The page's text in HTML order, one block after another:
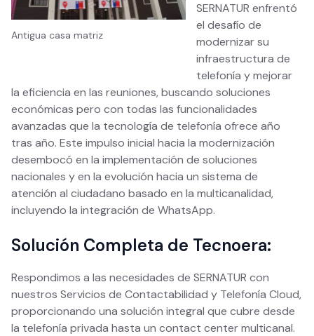
Antigua casa matriz
SERNATUR enfrentó
el desafío de
modernizar su
infraestructura de
telefonía y mejorar
la eficiencia en las reuniones, buscando soluciones
económicas pero con todas las funcionalidades
avanzadas que la tecnología de telefonía ofrece año
tras año. Este impulso inicial hacia la modernización
desembocó en la implementación de soluciones
nacionales y en la evolución hacia un sistema de
atención al ciudadano basado en la multicanalidad,
incluyendo la integración de WhatsApp.
Solución Completa de Tecnoera:
Respondimos a las necesidades de SERNATUR con
nuestros Servicios de Contactabilidad y Telefonía Cloud,
proporcionando una solución integral que cubre desde
la telefonía privada hasta un contact center multicanal.